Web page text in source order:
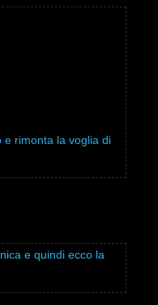
e rimonta la voglia di
e quindi ecco la